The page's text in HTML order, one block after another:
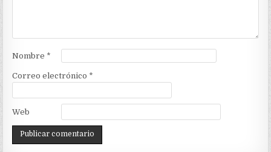
Nombre *
Correo electrónico *
Web